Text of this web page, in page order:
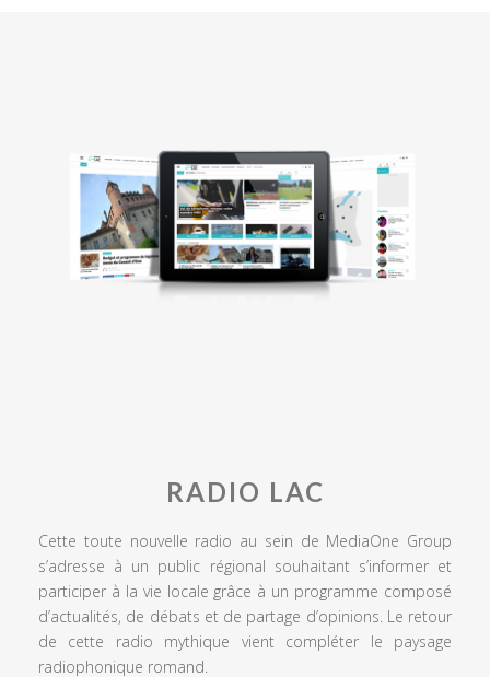
RADIO LAC
Cette toute nouvelle radio au sein de MediaOne Group
s’adresse à un public régional souhaitant s’informer et
participer à la vie locale grâce à un programme composé
d’actualités, de débats et de partage d’opinions. Le retour
de cette radio mythique vient compléter le paysage
radiophonique romand.